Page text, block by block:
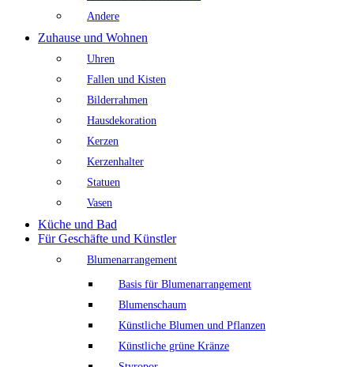
Andere
Zuhause und Wohnen
Uhren
Fallen und Kisten
Bilderrahmen
Hausdekoration
Kerzen
Kerzenhalter
Statuen
Vasen
Küche und Bad
Für Geschäfte und Künstler
Blumenarrangement
Basis für Blumenarrangement
Blumenschaum
Künstliche Blumen und Pflanzen
Künstliche grüne Kränze